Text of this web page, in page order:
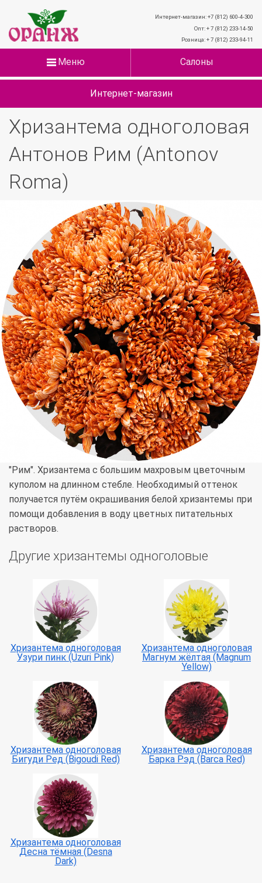
Интернет-магазин: +7 (812) 600-4-300
Опт: + 7 (812) 233-14-50
Розница: + 7 (812) 233-94-11
Меню Салоны
Интернет-магазин
Хризантема одноголовая
Антонов Рим (Antonov
Roma)
"Рим". Хризантема с большим махровым цветочным
куполом на длинном стебле. Необходимый оттенок
получается путём окрашивания белой хризантемы при
помощи добавления в воду цветных питательных
растворов.
Другие хризантемы одноголовые
Хризантема одноголовая
Узури пинк (Uzuri Pink)
Хризантема одноголовая
Магнум жёлтая (Magnum
Yellow)
Хризантема одноголовая
Бигуди Ред (Bigoudi Red)
Хризантема одноголовая
Барка Рэд (Barca Red)
Хризантема одноголовая
Десна тёмная (Desna
Dark)